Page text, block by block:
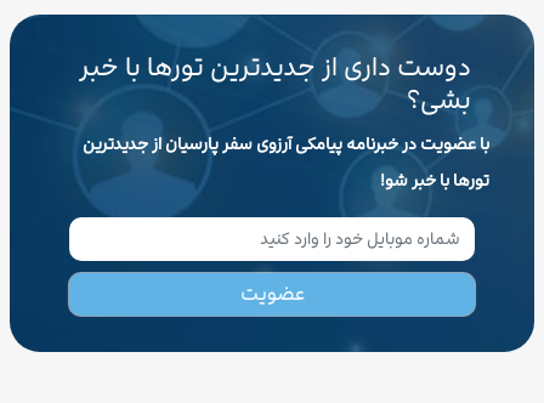
دوست داری از جدیدترین تورها با خبر
بشی؟
با عضویت در خبرنامه پیامکی آرزوی سفر پارسیان از جدیدترین
تورها با خبر شو!
عضویت